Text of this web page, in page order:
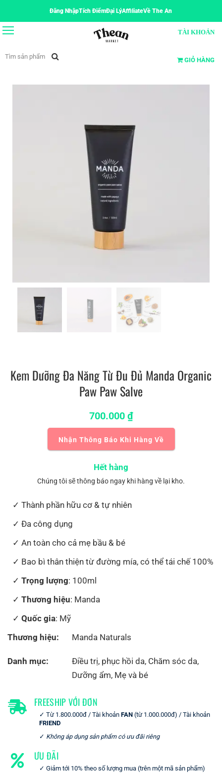
Đăng NhậpTích ĐiểmĐại LýAffiliateVề The An
TÀI KHOẢN
GIỎ HÀNG
Kem Dưỡng Đa Năng Từ Đu Đủ Manda Organic
Paw Paw Salve
700.000 ₫
Nhận Thông Báo Khi Hàng Về
Hết hàng
Chúng tôi sẽ thông báo ngay khi hàng về lại kho.
Thành phần hữu cơ & tự nhiên
Đa công dụng
An toàn cho cả mẹ bầu & bé
Bao bì thân thiện từ đường mía, có thể tái chế 100%
Trọng lượng: 100ml
Thương hiệu: Manda
Quốc gia: Mỹ
Thương hiệu:
Manda Naturals
Danh mục: Điều trị, phục hồi da, Chăm sóc da,
Dưỡng ẩm, Mẹ và bé
FREESHIP VỚI ĐƠN
Từ 1.800.000đ / Tài khoản FAN (từ 1.000.000đ) / Tài khoản
FRIEND
Không áp dụng sản phẩm có ưu đãi riêng
ƯU ĐÃI
Giảm tới 10% theo số lượng mua (trên một mã sản phẩm)